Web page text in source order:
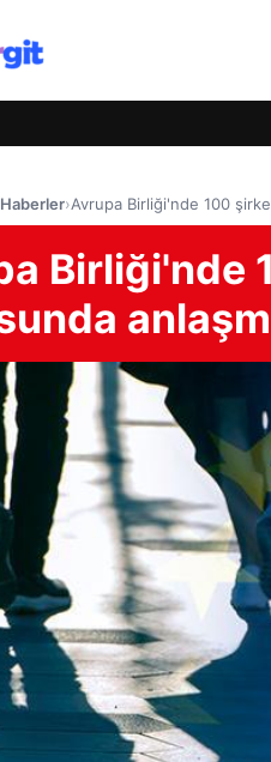
›Avrupa Birliği'nde 100
Birliği'nde